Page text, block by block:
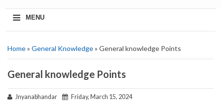
≡ MENU
Home» General Knowledge» General knowledge Points
General knowledge Points
Jnyanabhandar Friday, March 15, 2024